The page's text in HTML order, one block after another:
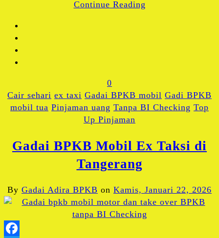
Share
Continue Reading
0
Cair sehari ex taxi Gadai BPKB mobil Gadi BPKB
mobil tua Pinjaman uang Tanpa BI Checking Top
Up Pinjaman
Gadai BPKB Mobil Ex Taksi di
Tangerang
By Gadai Adira BPKB on Kamis, Januari 22, 2026